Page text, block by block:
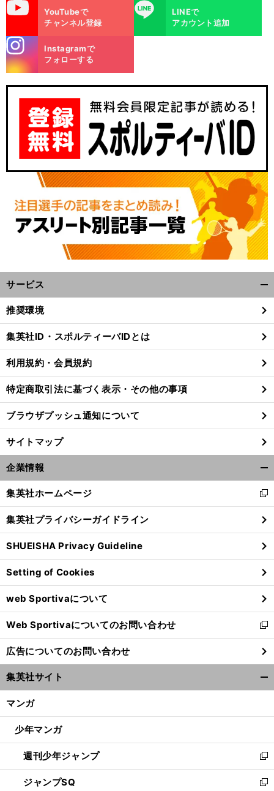
。
日
」
前
へ
YouTubeで
チャンネル登録
LINE
LINEで
アカウント追加
m
Instagramで
フォローする
サービス
閉
る
推奨環境
集英社ID・スポルティーバIDとは
利用規約・会員規約
特定商取引法に基づく表示・その他の事項
ブラウザプッシュ通知について
サイトマップ
企業情報
閉
る
集英社ホームページ
新
し
い
ウ
ィ
ン
ド
ウ
で
開
く
集英社プライバシーガイドライン
SHUEISHA Privacy Guideline
Setting of Cookies
web Sportivaについて
Web Sportivaについてのお問い合わせ
新
し
い
ウ
ィ
ン
ウ
開
く
広告についてのお問い合わせ
集英社サイト
マンガ
少年マンガ
週刊少年ジャンプ
新
し
い
ジャンプSQ
新